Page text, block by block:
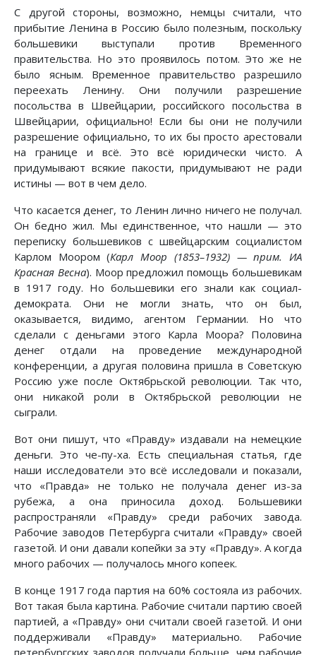
С другой стороны, возможно, немцы считали, что
прибытие Ленина в Россию было полезным, поскольку
большевики выступали против Временного
правительства. Но это проявилось потом. Это же не
было ясным. Временное правительство разрешило
переехать Ленину. Они получили разрешение
посольства в Швейцарии, российского посольства в
Швейцарии, официально! Если бы они не получили
разрешение официально, то их бы просто арестовали
на границе и всё. Это всё юридически чисто. А
придумывают всякие пакости, придумывают не ради
истины — вот в чем дело.
Что касается денег, то Ленин лично ничего не получал.
Он бедно жил. Мы единственное, что нашли — это
переписку большевиков с швейцарским социалистом
Карлом Моором (Карл Моор (1853–1932) — прим. ИА
Красная Весна). Моор предложил помощь большевикам
в 1917 году. Но большевики его знали как социал-
демократа. Они не могли знать, что он был,
оказывается, видимо, агентом Германии. Но что
сделали с деньгами этого Карла Моора? Половина
денег отдали на проведение международной
конференции, а другая половина пришла в Советскую
Россию уже после Октябрьской революции. Так что,
они никакой роли в Октябрьской революции не
сыграли.
Вот они пишут, что «Правду» издавали на немецкие
деньги. Это че-пу-ха. Есть специальная статья, где
наши исследователи это всё исследовали и показали,
что «Правда» не только не получала денег из-за
рубежа, а она приносила доход. Большевики
распространяли «Правду» среди рабочих завода.
Рабочие заводов Петербурга считали «Правду» своей
газетой. И они давали копейки за эту «Правду». А когда
много рабочих — получалось много копеек.
В конце 1917 года партия на 60% состояла из рабочих.
Вот такая была картина. Рабочие считали партию своей
партией, а «Правду» они считали своей газетой. И они
поддерживали «Правду» материально. Рабочие
петербургских заводов получали больше, чем рабочие